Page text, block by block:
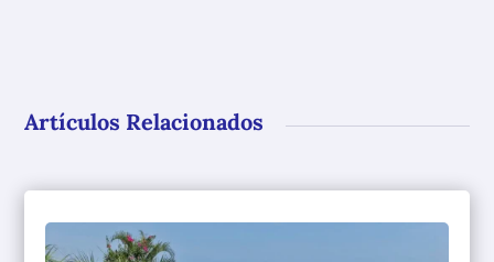
Artículos Relacionados